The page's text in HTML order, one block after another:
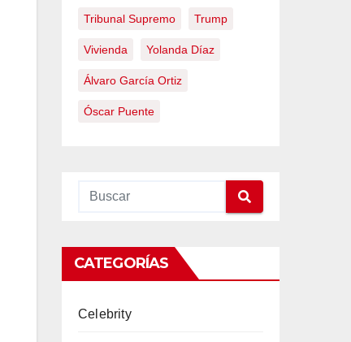
Tribunal Supremo Trump
Vivienda Yolanda Díaz
Álvaro García Ortiz
Óscar Puente
CATEGORÍAS
Celebrity